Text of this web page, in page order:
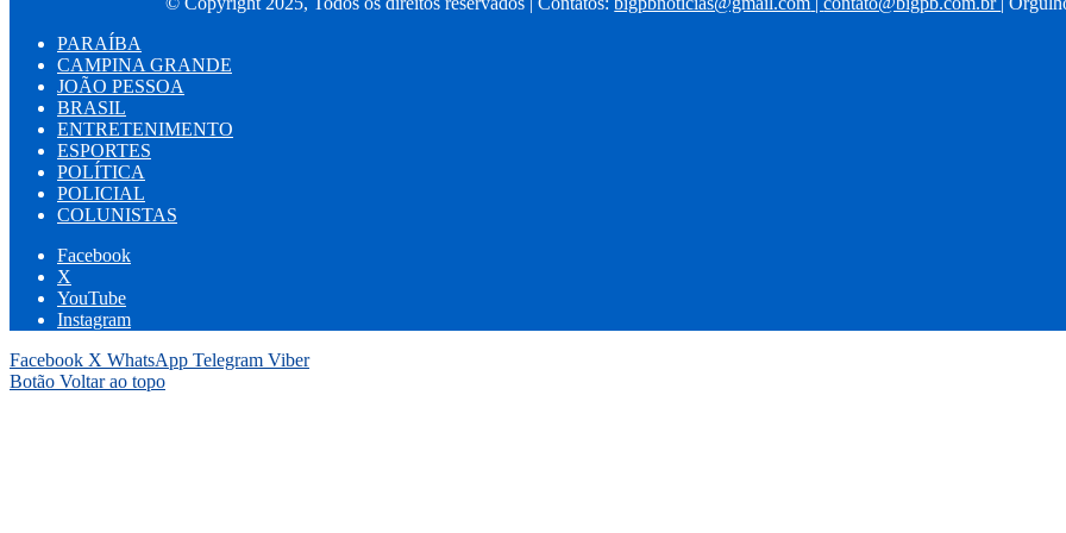
PARAÍBA
CAMPINA GRANDE
JOÃO PESSOA
BRASIL
ENTRETENIMENTO
ESPORTES
POLÍTICA
POLICIAL
COLUNISTAS
Facebook
X
YouTube
Instagram
Facebook X WhatsApp Telegram Viber
Botão Voltar ao topo